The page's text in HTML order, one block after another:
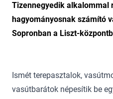
Tizennegyedik alkalommal
hagyományosnak számító
Sopronban a Liszt-
Ismét terepasztalok,
vasútbarátok népesítik be